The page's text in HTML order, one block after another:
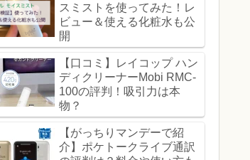
スミストを使ってみた！レ
ビュー＆使える化粧水も公
開
【口コミ】レイコップ ハン
ディクリーナーMobi RMC-
100の評判！吸引力は本
物？
【がっちりマンデーで紹
介】ポケトークライブ通訳